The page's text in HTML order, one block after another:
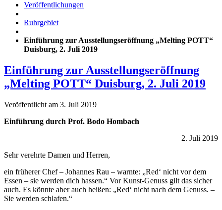
Veröffentlichungen
Ruhrgebiet
Einführung zur Ausstellungseröffnung „Melting POTT“
Duisburg, 2. Juli 2019
Einführung zur Ausstellungseröffnung
„Melting POTT“ Duisburg, 2. Juli 2019
Veröffentlicht am 3. Juli 2019
Einführung durch Prof. Bodo Hombach
2. Juli 2019
Sehr verehrte Damen und Herren,
ein früherer Chef – Johannes Rau – warnte: „Red‘ nicht vor dem
Essen – sie werden dich hassen.“ Vor Kunst-Genuss gilt das sicher
auch. Es könnte aber auch heißen: „Red‘ nicht nach dem Genuss. –
Sie werden schlafen.“